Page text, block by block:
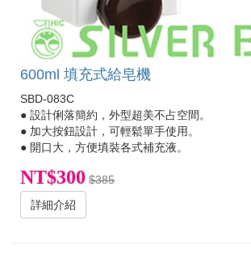
600ml 填充式給皂機
SBD-083C
● 設計俐落簡約，外型超美不占空間。
● 加大按鈕設計，可輕鬆單手使用。
● 開口大，方便填裝各式補充液。
NT$300 $385
詳細介紹